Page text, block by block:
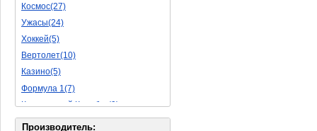
Пазлы(56)
Исторические(16)
Обучающие(5)
Космос(27)
Ужасы(24)
Хоккей(5)
Вертолет(10)
Казино(5)
Формула 1(7)
Космический Корабль(9)
Баскетбол(10)
Производитель: